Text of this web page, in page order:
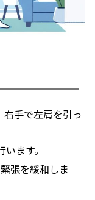
手で左肩を引っ
ます。
張を緩和しま